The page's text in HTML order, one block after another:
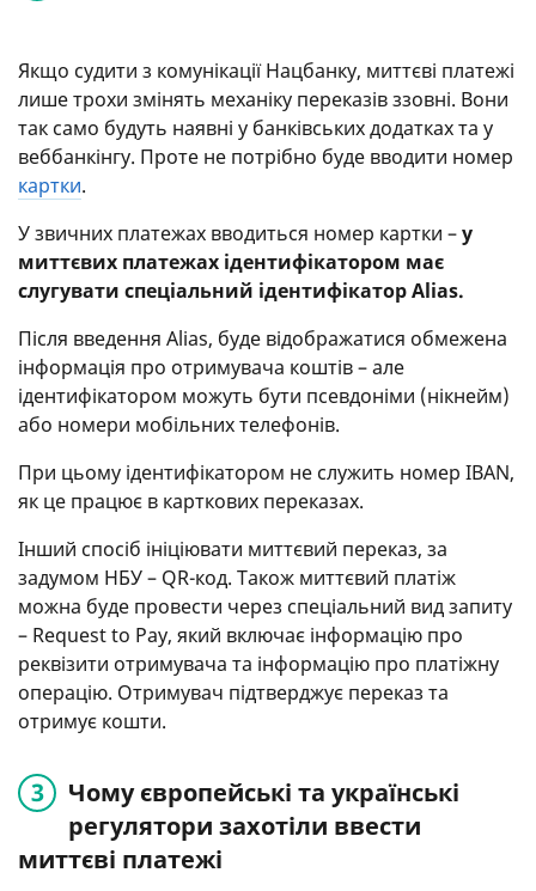
Якщо судити з комунікації Нацбанку, миттєві платежі
лише трохи змінять механіку переказів ззовні. Вони
так само будуть наявні у банківських додатках та у
веббанкінгу. Проте не потрібно буде вводити номер
картки.
У звичних платежах вводиться номер картки –у
миттєвих платежах ідентифікатором має
слугувати спеціальний ідентифікатор Alias.
Після введення Alias, буде відображатися обмежена
інформація про отримувача коштів – але
ідентифікатором можуть бути псевдоніми (нікнейм)
або номери мобільних телефонів.
При цьому ідентифікатором не служить номер IBAN,
як це працює в карткових переказах.
Інший спосіб ініціювати миттєвий переказ, за
задумом НБУ – QR-код. Також миттєвий платіж
можна буде провести через спеціальний вид запиту
– Request to Pay, який включає інформацію про
реквізити отримувача та інформацію про платіжну
операцію. Отримувач підтверджує переказ та
отримує кошти.
Чому європейські та українські
регулятори захотіли ввести
миттєві платежі